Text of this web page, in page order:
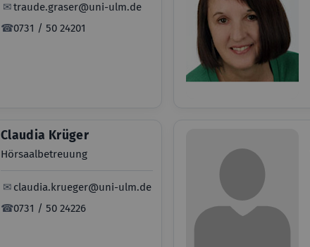
✉traude.graser@uni-ulm.de
☎0731 / 50 24201
Claudia Krüger
Hörsaalbetreuung
✉ claudia.krueger@uni-ulm.de
☎0731 / 50 24226